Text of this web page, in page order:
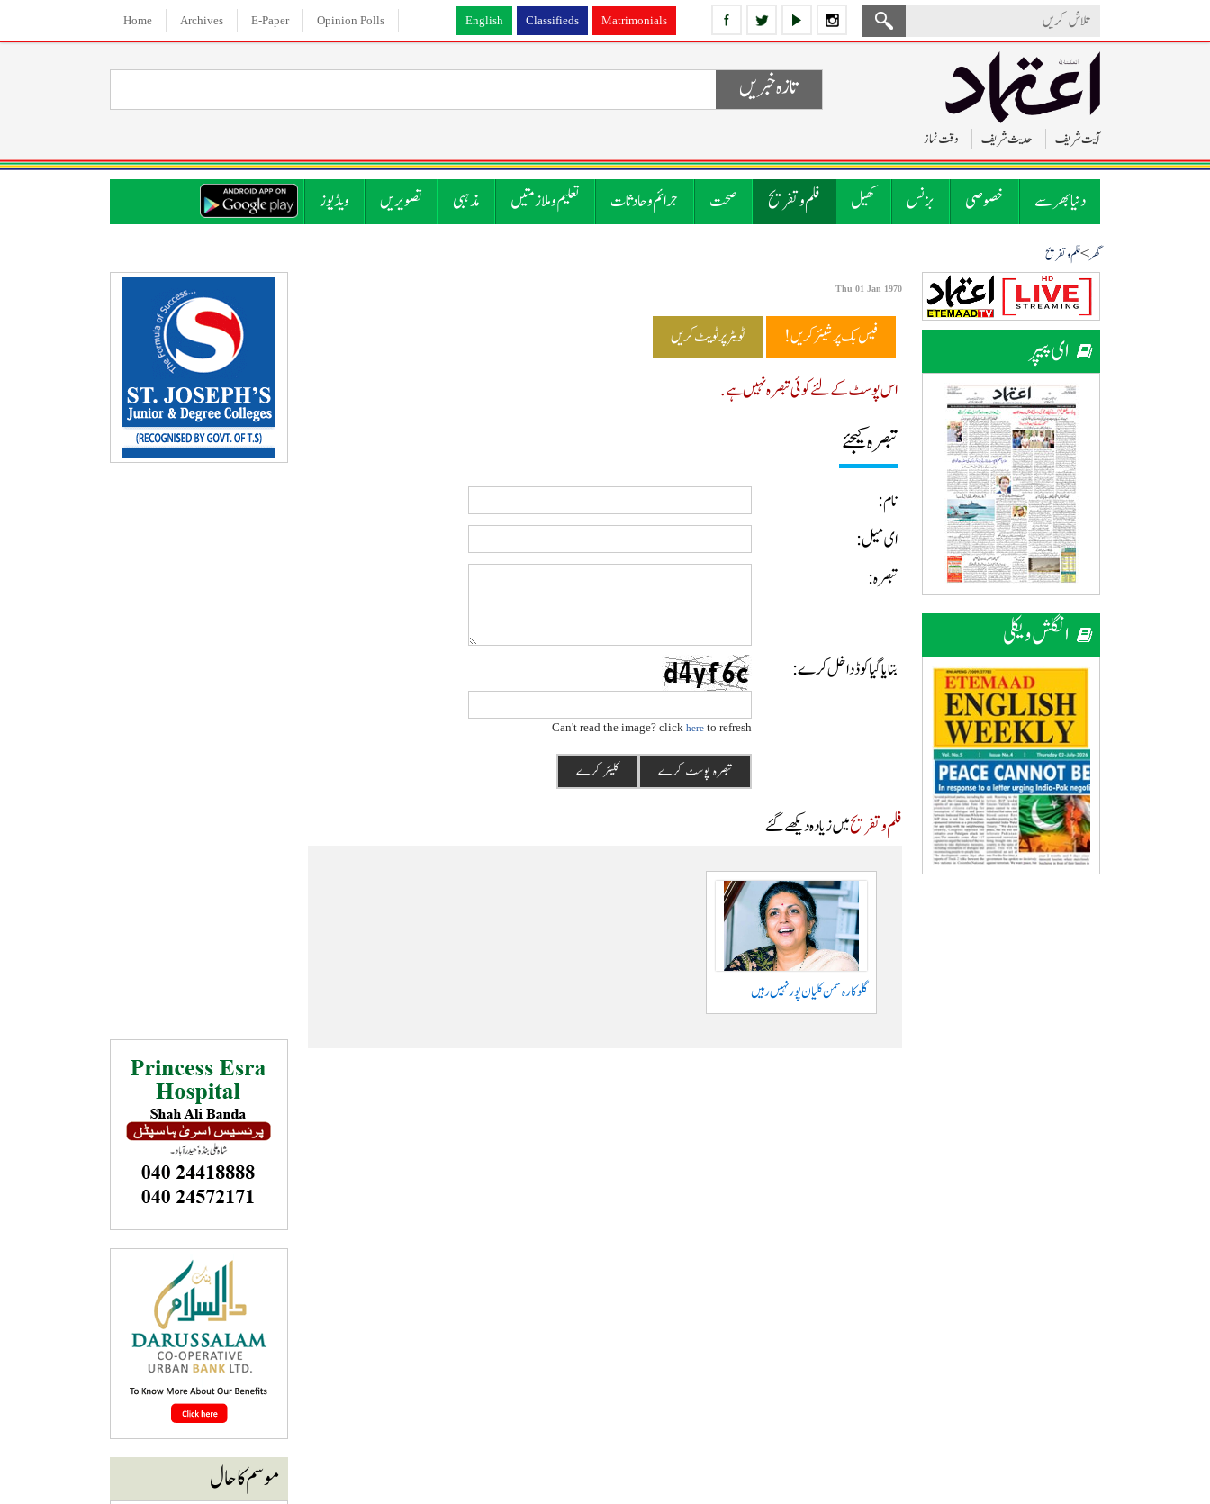
English Classifieds Matrimonials
Home Archives E-Paper Opinion Polls
آیت شریف حدیث شریف وقت نماز
تازہ خبریں
دنیا بھر سے خصوصی بزنس کھیل فلم و تفریح صحت جرائم و حادثات تعلیم و ملازمتیں مذہبی تصویریں ویڈیوز
گھر>فلم و تفریح
ای پیپر
انگلش ویکلی
Thu 01 Jan 1970
فیس بک پر شیئر کریں! ٹویٹر پر ٹویٹ کریں
اس پوسٹ کے لئے کوئی تبصرہ نہیں ہے.
تبصرہ کیجئے
نام:
ای میل:
تبصرہ:
بتایا گیا کوڈ داخل کرے:
Can't read the image? click hereto refresh
فلم و تفریحمیں زیادہ دیکھے گئے
گلوکارہ سمن کلیان پور نہیں رہیں
موسم کا حال